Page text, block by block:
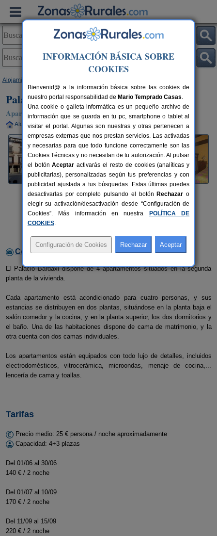
Alojamientos
Palacio Bardaxi
Apartamentos Rurales en Graus (Huesca)
Alquiler completo 4+3 plazas 80 km de Huesca
Contactar con el alojamiento
El Palacio Bardaxi dispone de 4 apartamentos situados en la segunda
planta de la vivienda.
Cada apartamento está acondicionado para cuatro personas, y sus
estancias se distribuyen en dos plantas, situándose en la planta baja el
salón comedor y la cocina, y en la planta superior, los dos dormitorios y
el baño. Una de las habitaciones dispone de cama de matrimonio, y la
otra cuenta con dos camas individuales.
Los apartamentos están equipados con todo lujo de detalles, incluidos
electrodomésticos, vitrocerámica, microondas, menaje de cocina,...
lencería de cama y toallas.
Tarifas
Precio medio: 25 € persona / noche aproximadamente
Capacidad: 4+3 plazas
Del 01/06 al 30/06
140 € / 2 noche
Del 01/07 al 10/09
170 € / 2 noche
Del 11/09 al 15/09
220 € / 2 noche
INFORMACIÓN BÁSICA SOBRE
COOKIES
Bienvenid@ a la información básica sobre las cookies de
nuestro portal responsabilidad de Mario Temprado Casas.
Una cookie o galleta informática es un pequeño archivo de
información que se guarda en tu pc, smartphone o tablet al
visitar el portal. Algunas son nuestras y otras pertenecen a
empresas externas que nos prestan servicios. Las activadas
y necesarias para que todo funcione correctamente son las
Cookies Técnicas y no necesitan de tu autorización. Al pulsar
el botónAceptar activarás el resto de cookies (analíticas y
publicitarias), personalizadas según tus preferencias y con
publicidad ajustada a tus búsquedas. Estas últimas puedes
desactivarlas por completo pulsando el botón Rechazar o
elegir su activación/desactivación desde “Configuración de
Cookies”. Más información en nuestra
POLÍTICA DE
COOKIES.